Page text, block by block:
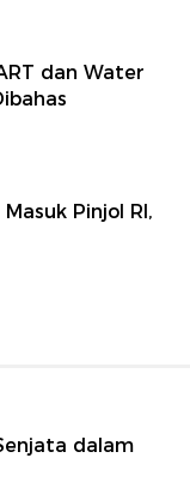
dan Water
Pinjol RI,
dalam